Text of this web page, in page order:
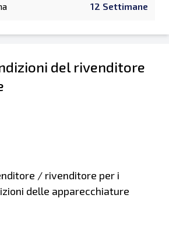
12 Settimane
del rivenditore
/ rivenditore per i
delle apparecchiature